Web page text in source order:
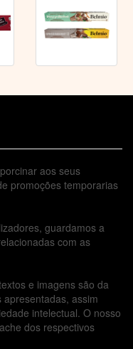
aos seus
promoções temporarias
guardamos a
com as
e imagens são da
assim
intelectual. O nosso
dos respectivos